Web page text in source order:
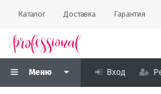
Каталог Доставка Гарантия
Меню Вход